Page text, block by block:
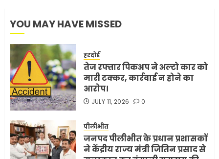
YOU MAY HAVE MISSED
हरदोई
तेज रफ्तार पिकअप ने अल्टो कार को
मारी टक्कर, कार्रवाई न होने का
आरोप।
JULY 11, 2026 0
पीलीभीत
जनपद पीलीभीत के प्रधान प्रशासकों
ने केंद्रीय राज्य मंत्री जितिन प्रसाद से